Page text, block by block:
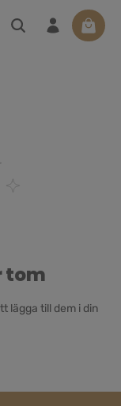
tom
lägga till dem i din